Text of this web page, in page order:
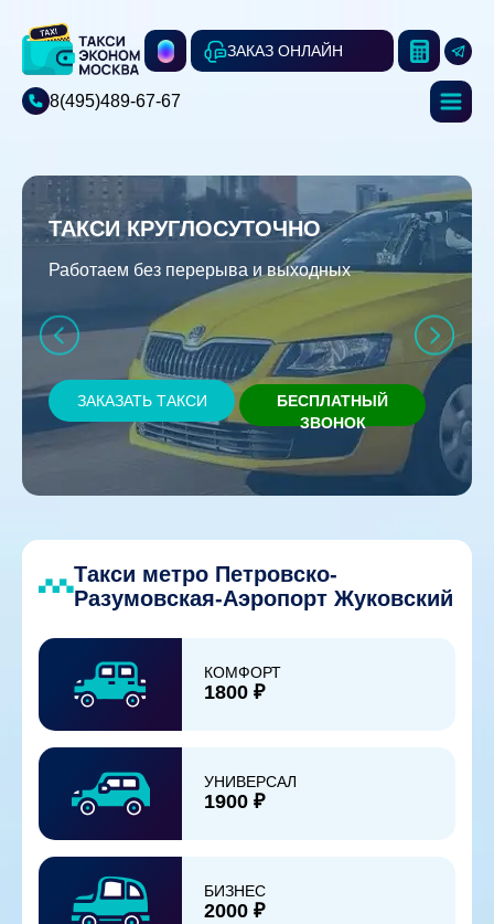
ЗАКАЗ ОНЛАЙН
8(495)489-67-67
ТАКСИ КРУГЛОСУТОЧНО
Работаем без перерыва и выходных
ЗАКАЗАТЬ ТАКСИ
БЕСПЛАТНЫЙ
ЗВОНОК
Такси метро Петровско-
Разумовская-Аэропорт Жуковский
КОМФОРТ
1800 ₽
УНИВЕРСАЛ
1900 ₽
БИЗНЕС
2000 ₽